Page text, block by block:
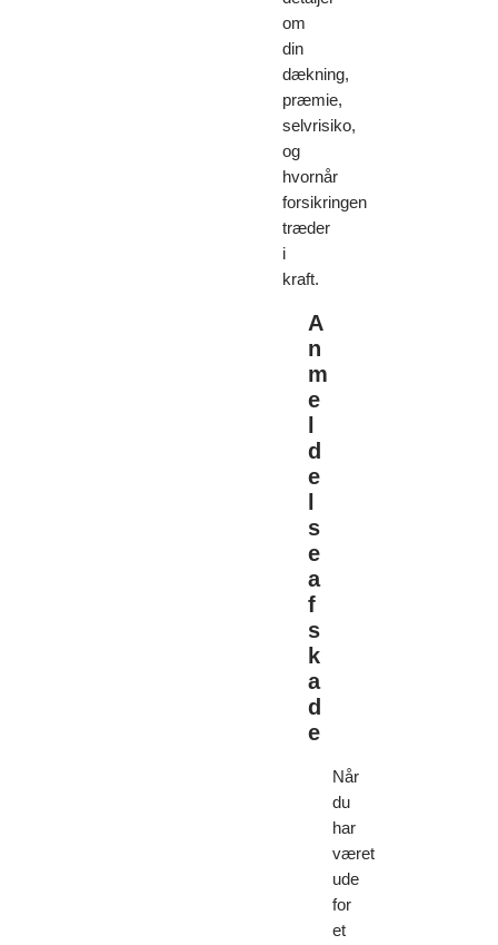
om
din
dækning,
præmie,
selvrisiko,
og
hvornår
forsikringen
træder
i
kraft.
A
n
m
e
d
e
s
e
a
f
s
k
a
d
e
Når
du
har
været
ude
for
et